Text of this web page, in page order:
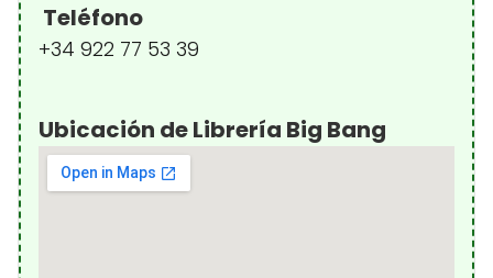
Teléfono
+34 922 77 53 39
Ubicación de Librería Big Bang